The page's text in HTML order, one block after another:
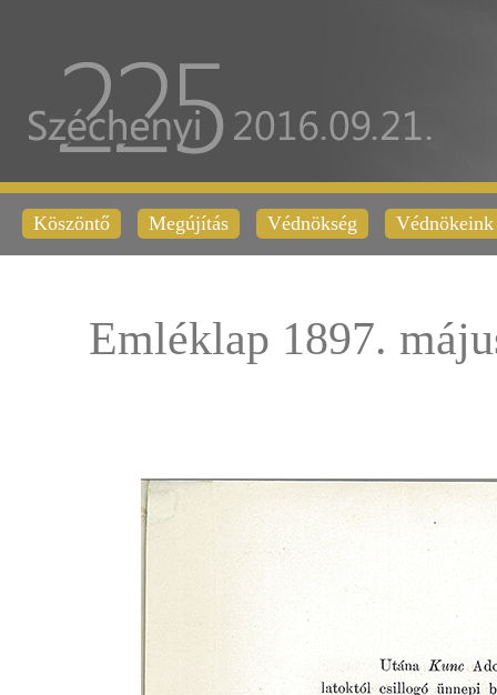
Köszöntő Megújítás Védnökség Védnökeink
Emléklap 1897.